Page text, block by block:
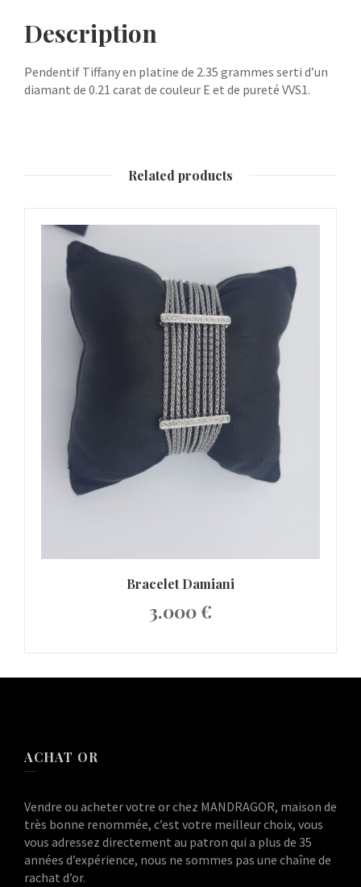
Description
Pendentif Tiffany en platine de 2.35 grammes serti d’un
diamant de 0.21 carat de couleur E et de pureté VVS1.
Related products
Bracelet Damiani
3.000€
ACHAT OR
Vendre ou acheter votre or chez MANDRAGOR, maison de
très bonne renommée, c’est votre meilleur choix, vous
vous adressez directement au patron qui a plus de 35
années d’expérience, nous ne sommes pas une chaîne de
rachat d’or.